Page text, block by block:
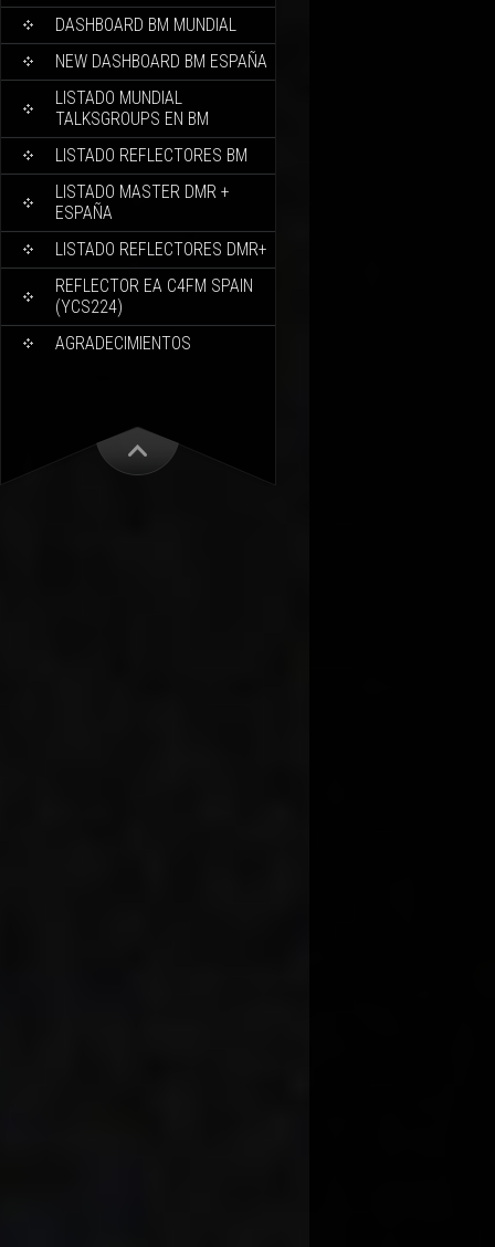
DASHBOARD BM MUNDIAL
NEW DASHBOARD BM ESPAÑA
LISTADO MUNDIAL
TALKSGROUPS EN BM
LISTADO REFLECTORES BM
LISTADO MASTER DMR +
ESPAÑA
LISTADO REFLECTORES DMR+
REFLECTOR EA C4FM SPAIN
(YCS224)
AGRADECIMIENTOS